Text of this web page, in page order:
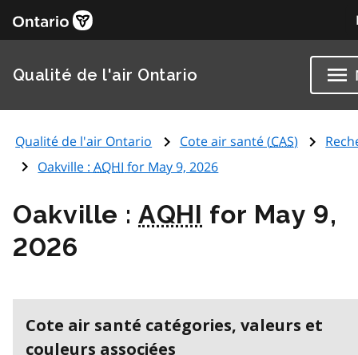
Qualité de l'air Ontario
Qualité de l'air Ontario Cote air santé (CAS)
Oakville :AQHI for May 9, 2026
Oakville :AQHI for May 9,
2026
Cote air santé catégories, valeurs et
couleurs associées